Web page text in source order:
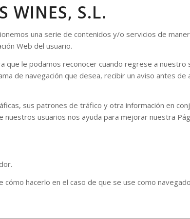
WINES, S.L.
una serie de contenidos y/o servicios de
Web del usuario.
le podamos reconocer cuando regrese a nuestro
de navegación que desea, recibir un aviso antes de
sus patrones de tráfico y otra información en
usuarios nos ayuda para mejorar nuestra
hacerlo en el caso de que se use como